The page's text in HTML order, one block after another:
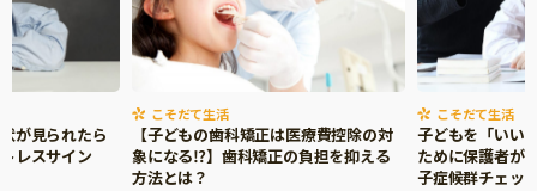
が見られたら
レスサイン
こそだて生活
【子どもの歯科矯正は医療費控除の対
象になる⁉】歯科矯正の負担を抑える
方法とは？
こそだて生活
子どもを「いい
ために保護者が
子症候群チェッ